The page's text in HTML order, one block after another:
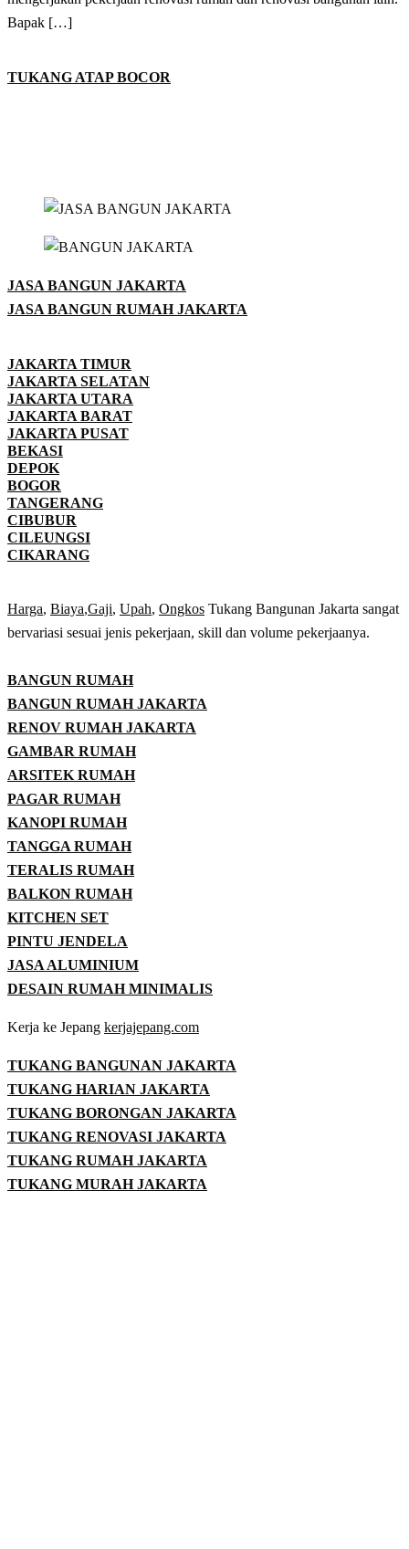
Bapak […]
TUKANG ATAP BOCOR
JASA BANGUN JAKARTA
JASA BANGUN RUMAH JAKARTA
JAKARTA TIMUR
JAKARTA SELATAN
JAKARTA UTARA
JAKARTA BARAT
JAKARTA PUSAT
BEKASI
DEPOK
BOGOR
TANGERANG
CIBUBUR
CILEUNGSI
CIKARANG
Harga, Biaya,Gaji, Upah, Ongkos Tukang Bangunan Jakarta sangat
bervariasi sesuai jenis pekerjaan, skill dan volume pekerjaanya.
BANGUN RUMAH
BANGUN RUMAH JAKARTA
RENOV RUMAH JAKARTA
GAMBAR RUMAH
ARSITEK RUMAH
PAGAR RUMAH
KANOPI RUMAH
TANGGA RUMAH
TERALIS RUMAH
BALKON RUMAH
KITCHEN SET
PINTU JENDELA
JASA ALUMINIUM
DESAIN RUMAH MINIMALIS
Kerja ke Jepang kerjajepang.com
TUKANG BANGUNAN JAKARTA
TUKANG HARIAN JAKARTA
TUKANG BORONGAN JAKARTA
TUKANG RENOVASI JAKARTA
TUKANG RUMAH JAKARTA
TUKANG MURAH JAKARTA